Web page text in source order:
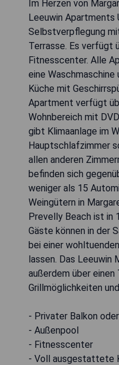
Im Herzen von
Leeuwin Apartments
Selbstverpflegung
Terrasse. Es verfügt
Fitnesscenter. Alle
eine
Küche mit
Apartment verfügt
Wohnbereich mit
gibt Klimaanlage im
Hauptschlafzimmer
allen anderen
befinden sich
weniger als 15
Weingütern in
Prevelly Beach ist in
Gäste können in der
bei einer
lassen. Das Leeuwin
außerdem über einen
Grillmöglichkeiten
- Privater Balkon
- Außenpool
- Fitnesscenter
- Voll ausgestattete